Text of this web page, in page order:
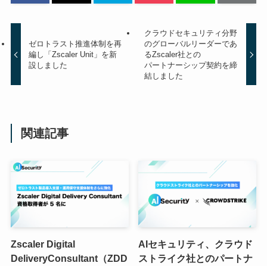
ゼロトラスト推進体制を再
編し「Zscaler Unit」を新
設しました
クラウドセキュリティ分野
のグローバルリーダーであ
るZscaler社との
パートナーシップ契約を締
結しました
関連記事
Zscaler Digital
DeliveryConsultant（ZDD
AIセキュリティ、クラウド
ストライク社とのパートナ